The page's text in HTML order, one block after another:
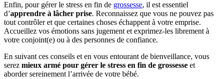
Enfin, pour gérer le stress en fin de grossesse, il est essentiel
d’apprendre à lâcher prise. Reconnaissez que vous ne pouvez pas
tout contrôler et que certaines choses échappent à votre emprise.
Accueillez vos émotions sans jugement et exprimez-les librement à
votre conjoint(e) ou à des personnes de confiance.
En suivant ces conseils et en vous entourant de bienveillance, vous
serez mieux armé pour gérer le stress en fin de grossesse et
aborder sereinement l’arrivée de votre bébé.